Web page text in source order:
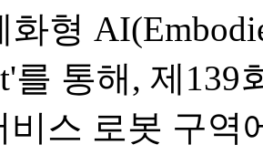
화형
를 통해, 제139
비스 로봇 구역